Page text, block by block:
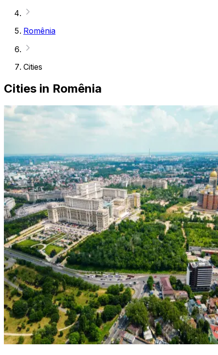
Romênia
Cities
Cities in Romênia